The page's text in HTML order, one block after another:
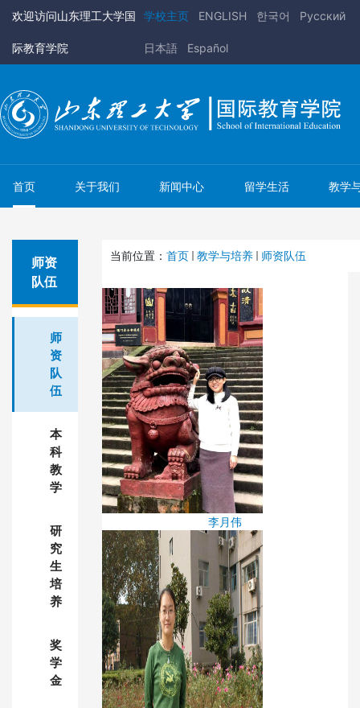
欢迎访问山东理工大学国
际教育学院
学校主页 ENGLISH 한국어 Pусский
日本語 Español
首页 关于我们 新闻中心 留学生活 教学
师资
队伍
师
资
队
伍
本
科
教
学
研
究
生
培
养
奖
学
金
当前位置： 首页 教学与培养 师资队伍
李月伟